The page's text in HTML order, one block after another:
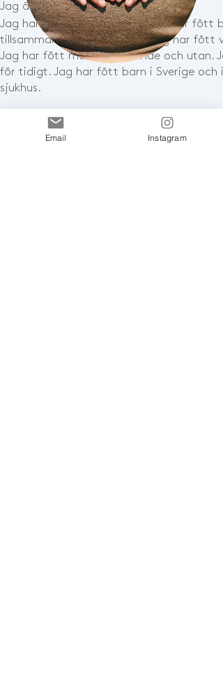
Jag är Odis-diplomerad doula.
Jag har själv fött fem barn. Jag har fött
tillsammans med min make. Jag har fött
Jag har fött med verkstillande och utan.
för tidigt. Jag har fött barn i Sverige och
sjukhus.
Jag har också varit förlossningsstöd åt
såväl i hemmiljö som på sjukhus.Jag är
Email Instagram